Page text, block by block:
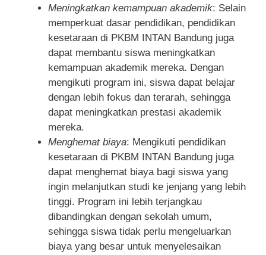
Meningkatkan kemampuan akademik: Selain
memperkuat dasar pendidikan, pendidikan
kesetaraan di PKBM INTAN Bandung juga
dapat membantu siswa meningkatkan
kemampuan akademik mereka. Dengan
mengikuti program ini, siswa dapat belajar
dengan lebih fokus dan terarah, sehingga
dapat meningkatkan prestasi akademik
mereka.
Menghemat biaya: Mengikuti pendidikan
kesetaraan di PKBM INTAN Bandung juga
dapat menghemat biaya bagi siswa yang
ingin melanjutkan studi ke jenjang yang lebih
tinggi. Program ini lebih terjangkau
dibandingkan dengan sekolah umum,
sehingga siswa tidak perlu mengeluarkan
biaya yang besar untuk menyelesaikan